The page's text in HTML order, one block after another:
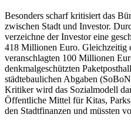
Besonders scharf kritisiert das
zwischen Stadt und Investor.
verzeichne der Investor eine
418 Millionen Euro. Gleichzeitig
veranschlagten 100 Millionen
denkmalgeschützten
städtebaulichen Abgaben
Kritiker wird das Sozialmodell
Öffentliche Mittel für Kitas,
den Stadtfinanzen und müssten